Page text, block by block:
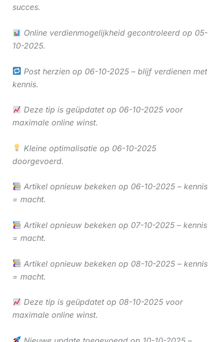
succes.
Online verdienmogelijkheid gecontroleerd op 05-
10-2025.
Post herzien op 06-10-2025 – blijf verdienen met
kennis.
Deze tip is geüpdatet op 06-10-2025 voor
maximale online winst.
Kleine optimalisatie op 06-10-2025
doorgevoerd.
Artikel opnieuw bekeken op 06-10-2025 – kennis
= macht.
Artikel opnieuw bekeken op 07-10-2025 – kennis
= macht.
Artikel opnieuw bekeken op 08-10-2025 – kennis
= macht.
Deze tip is geüpdatet op 08-10-2025 voor
maximale online winst.